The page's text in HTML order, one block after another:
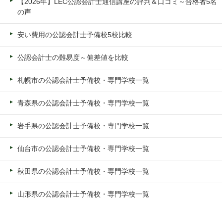
【2026年】LEC公認会計士通信講座の評判＆口コミ～合格者5名
の声
安い費用の公認会計士予備校5校比較
公認会計士の難易度～偏差値を比較
札幌市の公認会計士予備校・専門学校一覧
青森県の公認会計士予備校・専門学校一覧
岩手県の公認会計士予備校・専門学校一覧
仙台市の公認会計士予備校・専門学校一覧
秋田県の公認会計士予備校・専門学校一覧
山形県の公認会計士予備校・専門学校一覧